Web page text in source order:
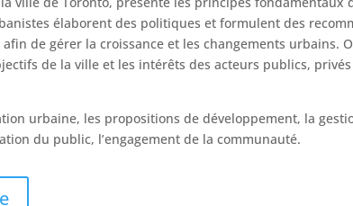
élaborent des politiques et formulent des
de gérer la croissance et les changements urbains.
de la ville et les intérêts des acteurs publics,
urbaine, les propositions de développement, la
du public, l’engagement de la communauté.